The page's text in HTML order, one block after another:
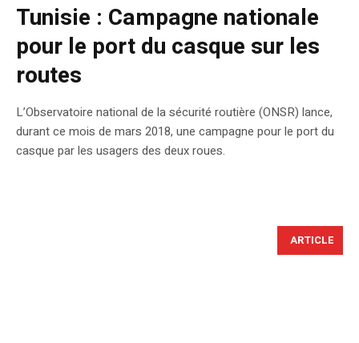
Tunisie : Campagne nationale
pour le port du casque sur les
routes
L’Observatoire national de la sécurité routière (ONSR) lance,
durant ce mois de mars 2018, une campagne pour le port du
casque par les usagers des deux roues.
ARTICLE